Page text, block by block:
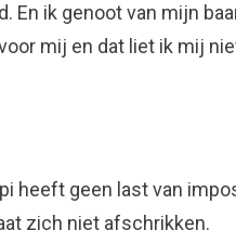
En ik genoot van mijn
mij en dat liet ik mij
heeft geen last van
zich niet afschrikken.